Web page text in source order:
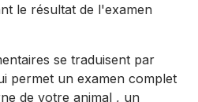
le résultat de l'examen
se traduisent par
permet un examen complet
de votre animal , un